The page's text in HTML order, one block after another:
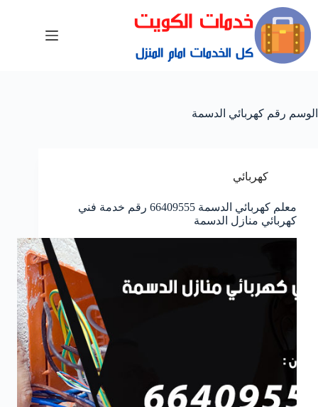
الوسم رقم كهربائي الدسمة
كهربائي
معلم كهربائي الدسمة 66409555 رقم خدمة فني
كهربائي منازل الدسمة